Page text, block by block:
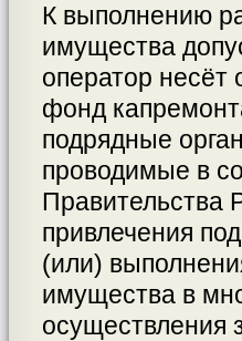
К выполнению
имущества
оператор
фонд
подрядные
проводимые в
Правительства
привлечения
(или)
имущества в
осуществления